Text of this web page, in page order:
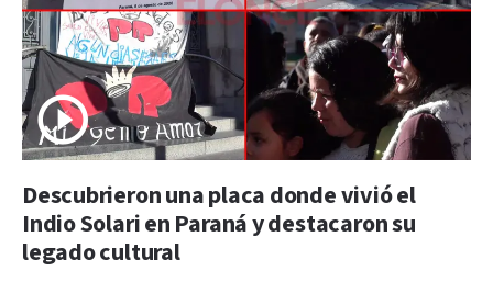
Descubrieron una placa donde vivió el
Indio Solari en Paraná y destacaron su
legado cultural